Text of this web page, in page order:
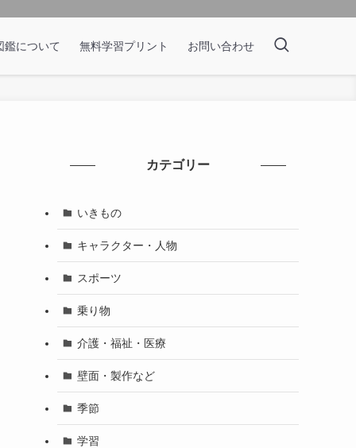
鑑について 無料学習プリント お問い合わせ
カテゴリー
いきもの
キャラクター・人物
スポーツ
乗り物
介護・福祉・医療
壁面・製作など
季節
学習